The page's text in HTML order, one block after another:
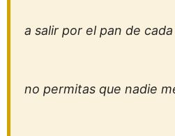
a salir por el pan de cada
no permitas que nadie